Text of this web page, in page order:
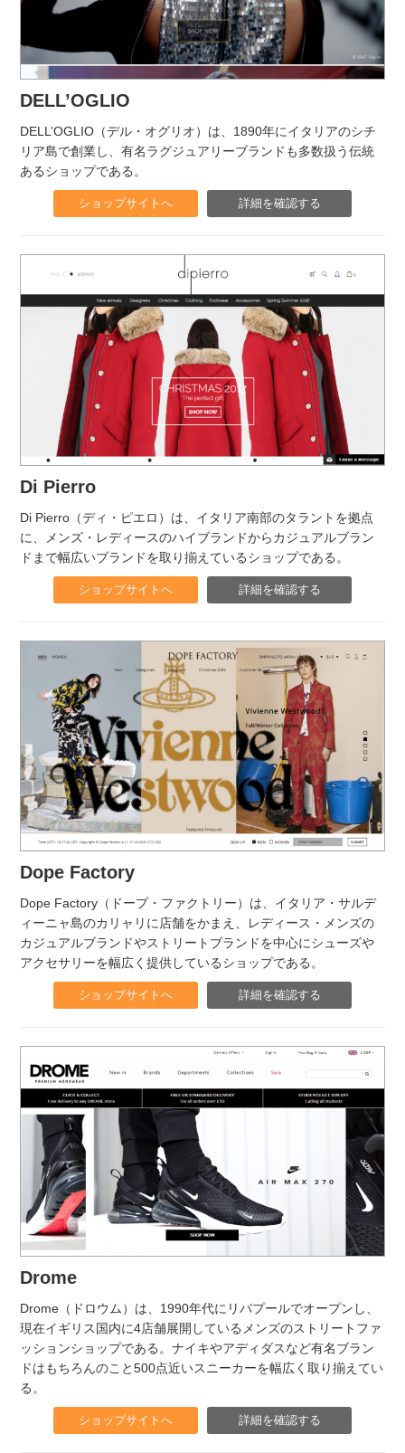
DELL’OGLIO
DELL’OGLIO（デル・オグリオ）は、1890年にイタリアのシチ
リア島で創業し、有名ラグジュアリーブランドも多数扱う伝統
あるショップである。
ショップサイトへ 詳細を確認する
Di Pierro
Di Pierro（ディ・ピエロ）は、イタリア南部のタラントを拠点
に、メンズ・レディースのハイブランドからカジュアルブラン
ドまで幅広いブランドを取り揃えているショップである。
ショップサイトへ 詳細を確認する
Dope Factory
Dope Factory（ドープ・ファクトリー）は、イタリア・サルデ
ィーニャ島のカリャリに店舗をかまえ、レディース・メンズの
カジュアルブランドやストリートブランドを中心にシューズや
アクセサリーを幅広く提供しているショップである。
ショップサイトへ 詳細を確認する
Drome
Drome（ドロウム）は、1990年代にリバプールでオープンし、
現在イギリス国内に4店舗展開しているメンズのストリートファ
ッションショップである。ナイキやアディダスなど有名ブラン
ドはもちろんのこと500点近いスニーカーを幅広く取り揃えてい
る。
ショップサイトへ 詳細を確認する